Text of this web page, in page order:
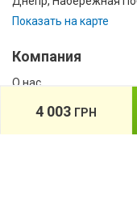
Показать на карте
Компания
О нас
4 003 ГРН